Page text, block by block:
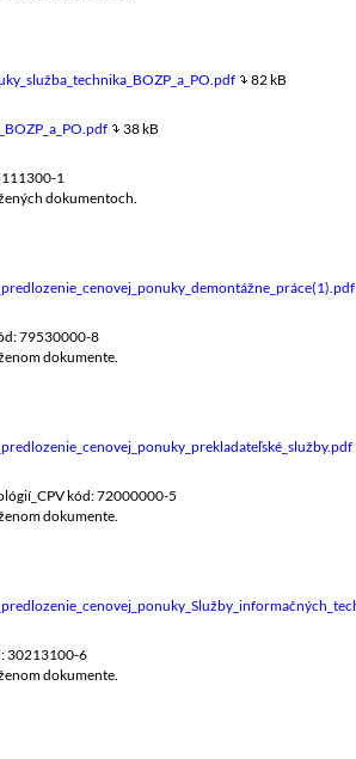
82 kB
38 kB
1
dokumentoch.
79530000-8
dokumente.
kód: 72000000-5
dokumente.
30213100-6
dokumente.